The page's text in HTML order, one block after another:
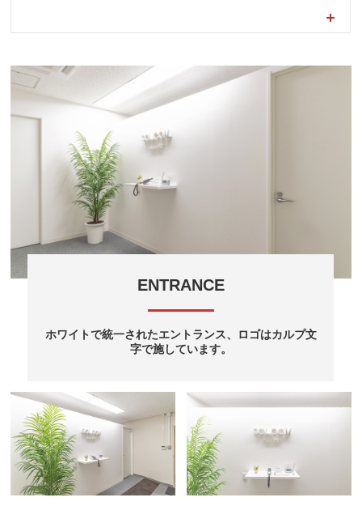
ENTRANCE
ホワイトで統一されたエントランス、ロゴはカルプ文
字で施しています。